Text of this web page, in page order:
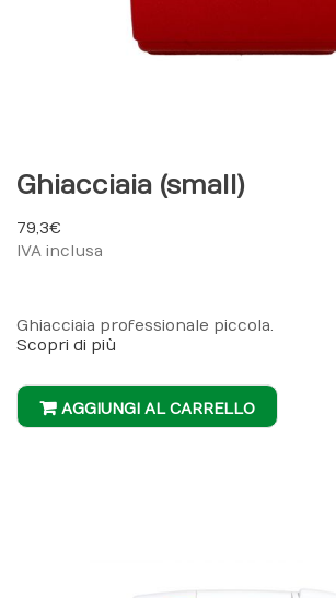
Ghiacciaia (small)
79,3 €
IVA inclusa
Ghiacciaia professionale piccola.
Scopri di più
AGGIUNGI AL CARRELLO